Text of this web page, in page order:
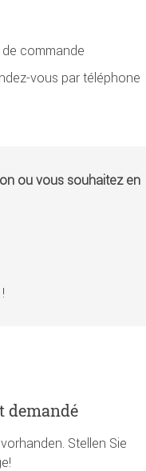
commande
vous par téléphone
ou vous souhaitez en
demandé
Stellen Sie